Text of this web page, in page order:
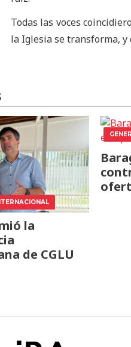
Todas las voces
la Iglesia se transforma, y
la
de CGLU